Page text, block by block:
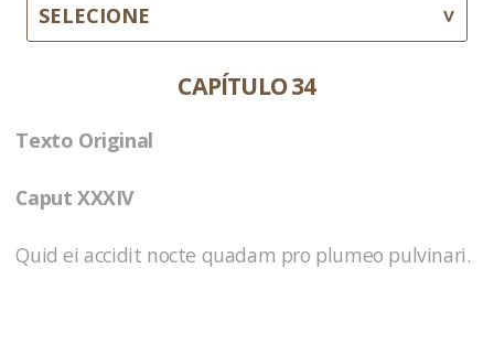
SELECIONE
CAPÍTULO 34
Texto Original
Caput XXXIV
Quid ei accidit nocte quadam pro plumeo pulvinari.